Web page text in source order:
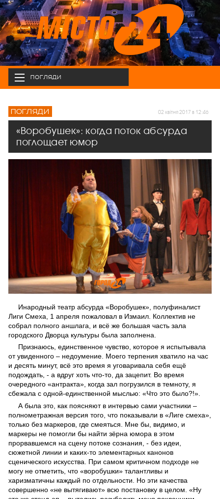
ПОГЛЯДИ
ПОГЛЯДИ 02 квітня 2017 в 12:46
«Воробушек»: когда поток абсурда
поглощает юмор
Инародный театр абсурда «Воробушек», полуфиналист
Лиги Смеха, 1 апреля пожаловал в Измаил. Коллектив не
собрал полного аншлага, и всё же большая часть зала
городского Дворца культуры была заполнена.
Признаюсь, единственное чувство, которое я испытывала
от увиденного – недоумение. Моего терпения хватило на час
и десять минут, всё это время я уговаривала себя ещё
подождать, - а вдруг хоть что-то, да зацепит. Во время
очередного «антракта», когда зал погрузился в темноту, я
сбежала с одной-единственной мыслью: «Что это было?!».
А была это, как поясняют в интервью сами участники –
полнометражная версия того, что показывали в «Лиге смеха»,
только без маркеров, где смеяться. Мне бы, видимо, и
маркеры не помогли бы найти зёрна юмора в этом
прорвавшемся на сцену потоке сознания, - без идеи,
сюжетной линии и каких-то элементарных канонов
сценического искусства. При самом критичном подходе не
могу не отметить, что «воробушки» талантливы и
харизматичны каждый по отдельности. Но эти качества
совершенно «не вытягивают» всю постановку в целом. «Ну